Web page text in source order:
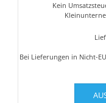
Kein
Bei Lieferungen in Nicht-